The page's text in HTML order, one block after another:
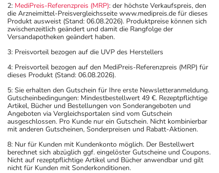
2: MediPreis-Referenzpreis (MRP): der höchste Verkaufspreis, den
die Arzneimittel-Preisvergleichsseite www.medipreis.de für dieses
Produkt ausweist (Stand: 06.08.2026). Produktpreise können sich
zwischenzeitlich geändert und damit die Rangfolge der
Versandapotheken geändert haben.
3: Preisvorteil bezogen auf die UVP des Herstellers
4: Preisvorteil bezogen auf den MediPreis-Referenzpreis (MRP) für
dieses Produkt (Stand: 06.08.2026).
5: Sie erhalten den Gutschein für Ihre erste Newsletteranmeldung.
Gutscheinbedingungen: Mindestbestellwert 49 €. Rezeptpflichtige
Artikel, Bücher und Bestellungen von Sonderangeboten und
Angeboten via Vergleichsportalen sind vom Gutschein
ausgeschlossen. Pro Kunde nur ein Gutschein. Nicht kombinierbar
mit anderen Gutscheinen, Sonderpreisen und Rabatt-Aktionen.
8: Nur für Kunden mit Kundenkonto möglich. Der Bestellwert
berechnet sich abzüglich ggf. eingelöster Gutscheine und Coupons.
Nicht auf rezeptpflichtige Artikel und Bücher anwendbar und gilt
nicht für Kunden mit Sonderkonditionen.